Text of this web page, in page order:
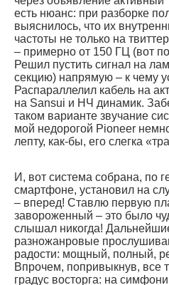
есть нюанс: при разборке
выяснилось, что их
частоты не только на
– примерно от 150 ГЦ (вот
Решил пустить сигнал на
секцию) напрямую – к чему
Распараллелил кабель на
на Sansui и НЧ динамик.
таком варианте звучание
мой недорогой Pioneer
лепту, как-бы, его слегка
И, вот система собрана, по
смартфоне, установил на
– вперед! Ставлю первую
завороженный – это было
слышал никогда!
разножанровые
радости: мощный, полный,
Впрочем, попривыкнув, все
градус восторга: на